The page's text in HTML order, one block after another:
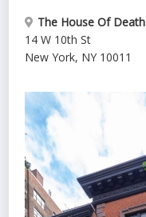
The House Of Death
14 W 10th St
New York, NY 10011